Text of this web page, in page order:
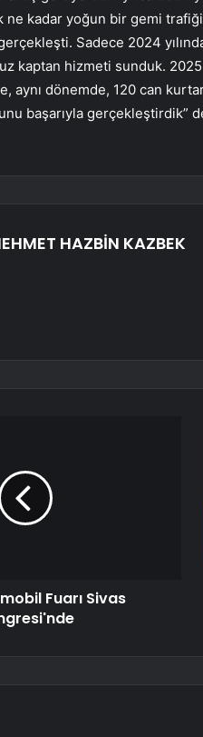
kadar yoğun bir gemi trafiği
Sadece 2024
kaptan hizmeti sunduk.
aynı dönemde, 120 can
başarıyla gerçekleştirdik”
HAZBİN KAZBEK
Fuarı Sivas